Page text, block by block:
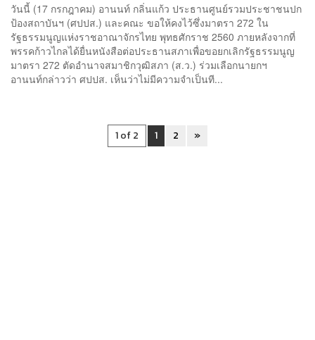
วันนี้ (17 กรกฎาคม) อานนท์ กลิ่นแก้ว ประธานศูนย์รวมประชาชนปก
ป้องสถาบันฯ (ศปปส.) และคณะ ขอให้คงไว้ซึ่งมาตรา 272 ใน
รัฐธรรมนูญแห่งราชอาณาจักรไทย พุทธศักราช 2560 ภายหลังจากที่
พรรคก้าวไกลได้ยื่นหนังสือต่อประธานสภาเพื่อขอยกเลิกรัฐธรรมนูญ
มาตรา 272 ตัดอำนาจสมาชิกวุฒิสภา (ส.ว.) ร่วมเลือกนายกฯ
อานนท์กล่าวว่า ศปปส. เห็นว่าไม่มีความจำเป็นที...
1 of 2 1 2 »